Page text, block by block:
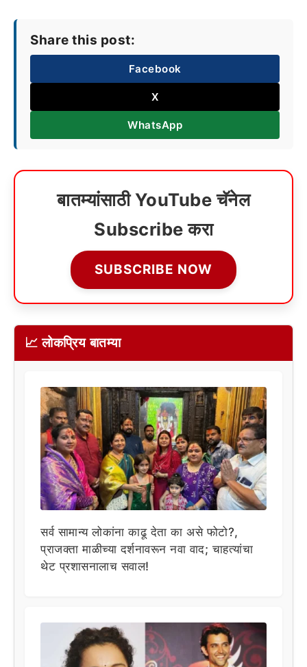
Share this post:
Facebook
X
WhatsApp
बातम्यांसाठी YouTube चॅनेल
Subscribe करा
SUBSCRIBE NOW
📈 लोकप्रिय बातम्या
सर्व सामान्य लोकांना काढू देता का असे फोटो?,
प्राजक्ता माळीच्या दर्शनावरून नवा वाद; चाहत्यांचा
थेट प्रशासनालाच सवाल!